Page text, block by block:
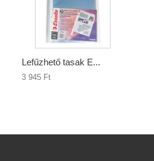
Lefűzhető tasak E...
3 945 Ft‎